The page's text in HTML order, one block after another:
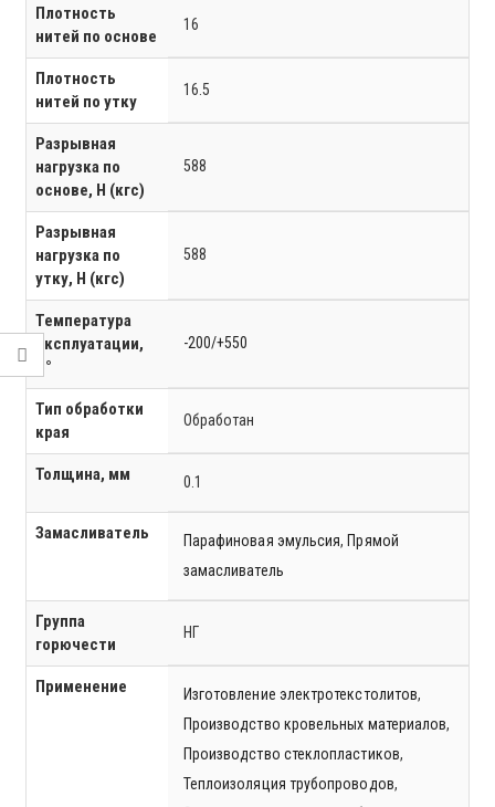
Плотность
нитей по основе
16
Плотность
нитей по утку
16.5
Разрывная
нагрузка по
основе, Н (кгс)
588
Разрывная
нагрузка по
утку, Н (кгс)
588
Температура
эксплуатации,
C°
-200/+550
Тип обработки
края
Обработан
Толщина, мм 0.1
Замасливатель Парафиновая эмульсия, Прямой
замасливатель
Группа
горючести
НГ
Применение Изготовление электротекстолитов,
Производство кровельных материалов,
Производство стеклопластиков,
Теплоизоляция трубопроводов,